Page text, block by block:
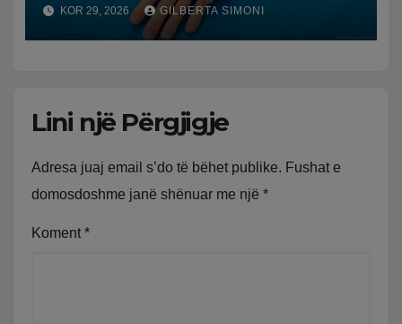
KOR 29, 2026 GILBERTA SIMONI
Lini një Përgjigje
Adresa juaj email s’do të bëhet publike. Fushat e
domosdoshme janë shënuar me një *
Koment *